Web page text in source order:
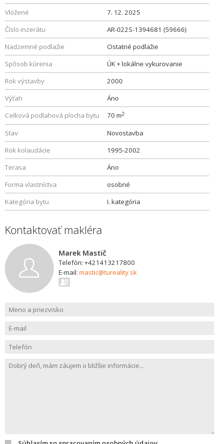
Vložené
7. 12. 2025
Číslo inzerátu
AR-022S-1394681 (59666)
Nadzemné podlažie
Ostatné podlažie
Spôsob kúrenia
ÚK + lokálne vykurovanie
Rok výstavby
2000
Výťah
Áno
Celková podlahová plocha bytu
70 m2
Stav
Novostavba
Rok kolaudácie
1995-2002
Terasa
Áno
Forma vlastníctva
osobné
Kategória bytu
I. kategória
Kontaktovať makléra
Marek Mastič
Telefón: +421413217800
E-mail: mastic@tureality.sk